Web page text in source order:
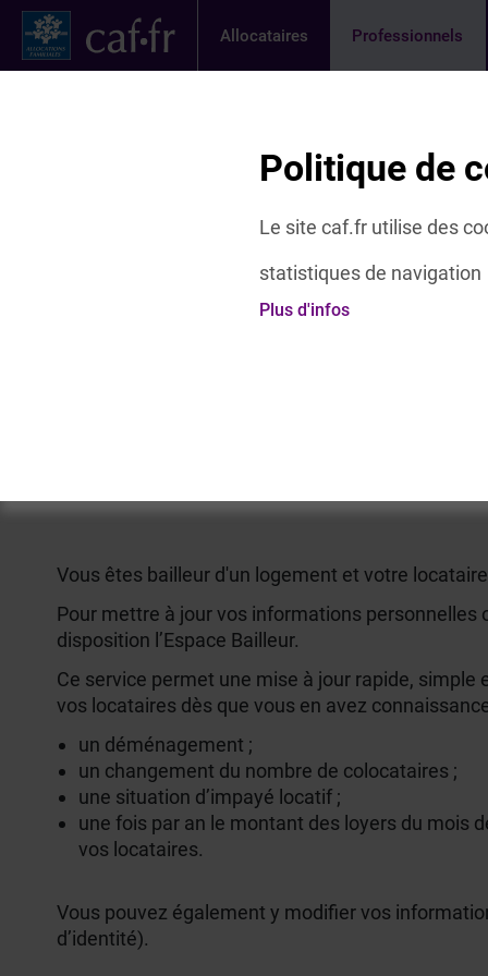
Politique de
Le site caf.fr utilise des
statistiques de navigation
Plus d'infos
Contenu principal
Pied de page
Allocataires Professionnels
Page
Offres et services Dispositif de
Gagnez du temps en
Vous êtes bailleur d'un logement et votre
Pour mettre à jour vos informations personnelles
disposition l’Espace Bailleur.
Ce service permet une mise à jour rapide,
vos locataires dès que vous en avez
un déménagement ;
un changement du nombre de colocataires ;
une situation d’impayé locatif ;
une fois par an le montant des loyers du mois
vos locataires.
Vous pouvez également y modifier vos
d’identité).